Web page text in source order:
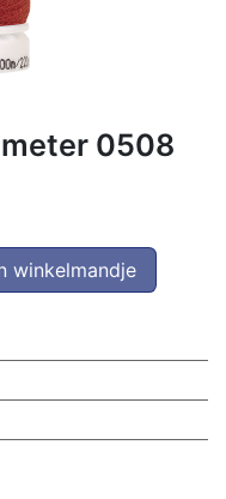
0508
winkelmandje